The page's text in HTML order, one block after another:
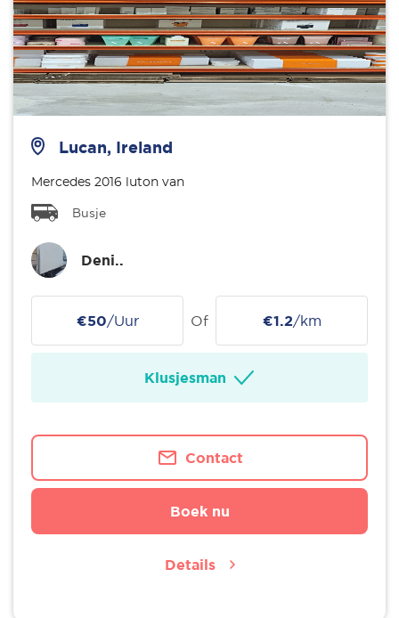
Lucan, Ireland
Mercedes 2016 luton van
Busje
Deni..
€50/Uur Of €1.2/km
Klusjesman
Contact
Boek nu
Details